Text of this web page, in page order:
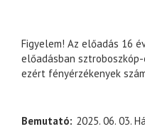
Figyelem! Az előadás 16
előadásban
ezért fényérzékenyek
Bemutató 2025. 06. 03.